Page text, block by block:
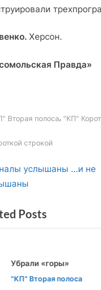
Херсон.
Правда»
Вторая полоса, "КП"
строкой
услышаны …и не
Posts
Убрали «горы»
"КП" Вторая полоса